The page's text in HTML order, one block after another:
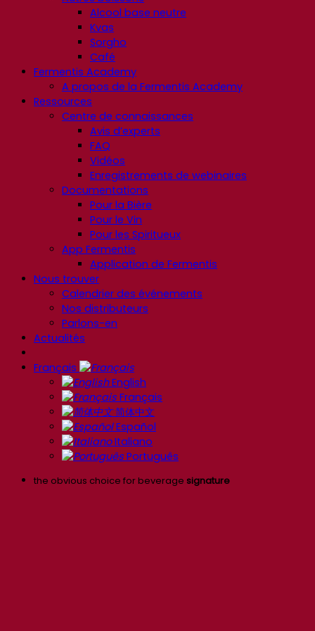
Alcool base neutre
Kvas
Sorgho
Café
Fermentis Academy
A propos de la Fermentis Academy
Ressources
Centre de connaissances
Avis d’experts
FAQ
Vidéos
Enregistrements de webinaires
Documentations
Pour la Bière
Pour le Vin
Pour les Spiritueux
App Fermentis
Application de Fermentis
Nous trouver
Calendrier des événements
Nos distributeurs
Parlons-en
Actualités
Français
English
Français
简体中文
Español
Italiano
Português
the obvious choice for beverage signature